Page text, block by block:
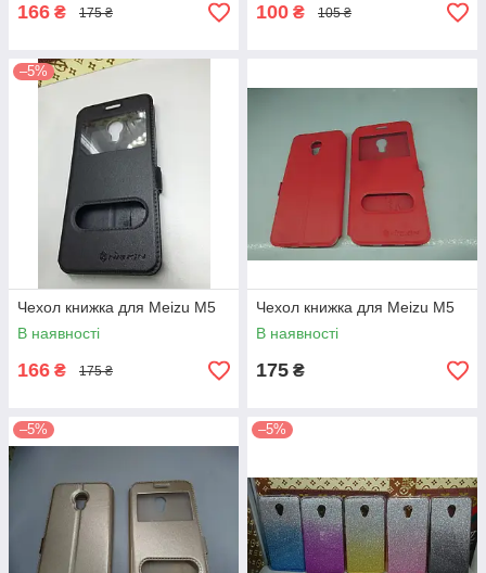
166 ₴ 175 ₴ 100 ₴ 105 ₴
–5%
Чехол книжка для Meizu M5
В наявності
166 ₴ 175 ₴
Чехол книжка для Meizu M5
В наявності
175 ₴
–5% –5%